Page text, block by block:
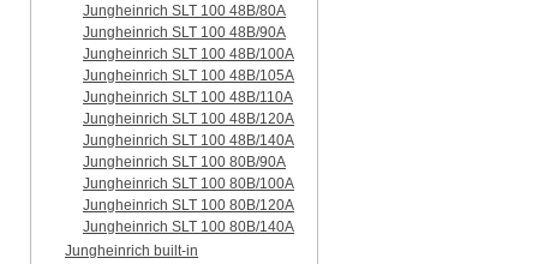
Jungheinrich SLT 100 48B/80A
Jungheinrich SLT 100 48B/90A
Jungheinrich SLT 100 48B/100A
Jungheinrich SLT 100 48B/105A
Jungheinrich SLT 100 48B/110A
Jungheinrich SLT 100 48B/120A
Jungheinrich SLT 100 48B/140A
Jungheinrich SLT 100 80B/90A
Jungheinrich SLT 100 80B/100A
Jungheinrich SLT 100 80B/120A
Jungheinrich SLT 100 80B/140A
Jungheinrich built-in